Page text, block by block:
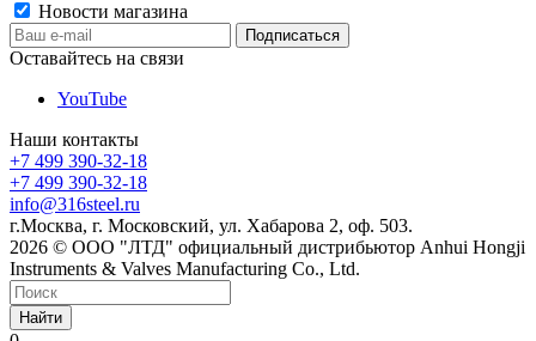
Новости магазина
Оставайтесь на связи
YouTube
Наши контакты
+7 499 390-32-18
+7 499 390-32-18
info@316steel.ru
г.Москва, г. Московский, ул. Хабарова 2, оф. 503.
2026 © ООО "ЛТД" официальный дистрибьютор Anhui Hongji
Instruments & Valves Manufacturing Co., Ltd.
Найти